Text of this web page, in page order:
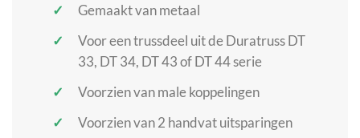
Gemaakt van metaal
Voor een trussdeel uit de Duratruss DT
33, DT 34, DT 43 of DT 44 serie
Voorzien van male koppelingen
Voorzien van 2 handvat uitsparingen